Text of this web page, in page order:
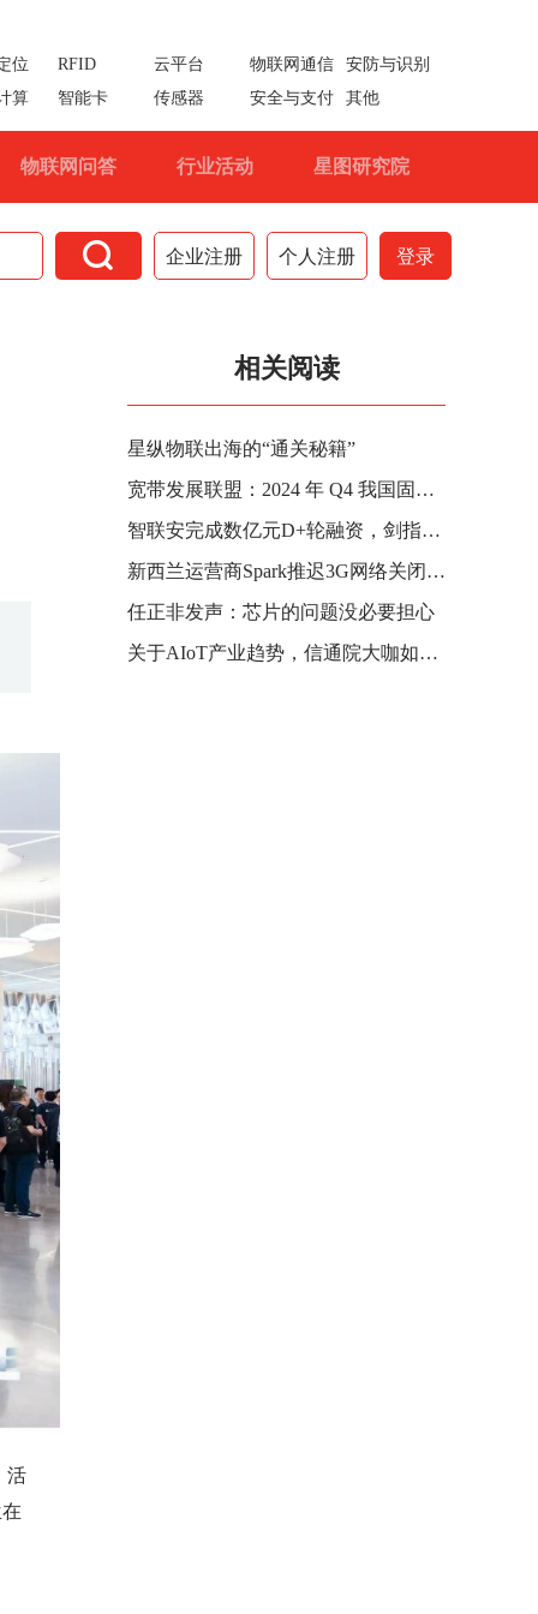
位 RFID 云平台 物联网通信
安防与识别
算
智能卡 传感器 安全与支付 其他
物联网问答 行业活动 星图研究院
 企业注册 个人注册 登录
活
相关阅读
星纵物联出海的“通关秘籍”
宽带发展联盟：2024 年 Q4 我国固定宽带用户体验平均网速 99.14Mbit/s，同比提升 18.2%
智联安完成数亿元D+轮融资，剑指卫星+蜂窝芯片双赛道
新西兰运营商Spark推迟3G网络关闭时间
任正非发声：芯片的问题没必要担心
关于AIoT产业趋势，信通院大咖如何解读？